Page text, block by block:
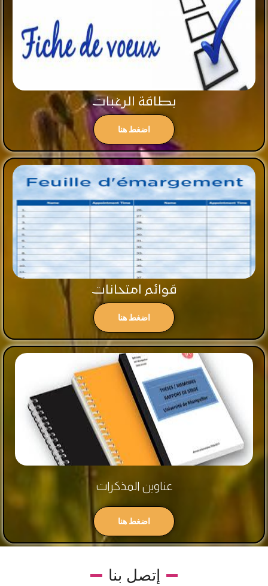
بطاقة الرغبات
اضغط هنا
قوائم امتحانات
اضغط هنا
عناوين المذكرات
اضغط هنا
إتصل بنا